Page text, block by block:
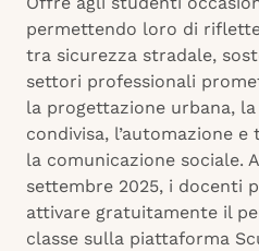
permettendo loro di
tra sicurezza stradale,
settori professionali
la progettazione urbana,
condivisa, l’automazione e
la comunicazione sociale.
settembre 2025, i docenti
attivare gratuitamente il
classe sulla piattaforma